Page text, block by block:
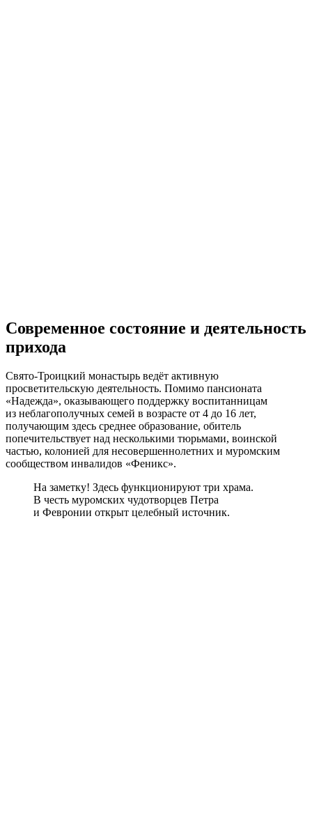
Современное состояние и деятельность
прихода
Свято-Троицкий монастырь ведёт активную
просветительскую деятельность. Помимо пансионата
«Надежда», оказывающего поддержку воспитанницам
из неблагополучных семей в возрасте от 4 до 16 лет,
получающим здесь среднее образование, обитель
попечительствует над несколькими тюрьмами, воинской
частью, колонией для несовершеннолетних и муромским
сообществом инвалидов «Феникс».
На заметку! Здесь функционируют три храма.
В честь муромских чудотворцев Петра
и Февронии открыт целебный источник.